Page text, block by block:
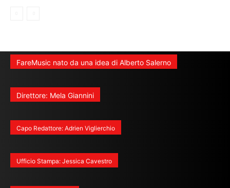
FareMusic nato da una idea di Alberto Salerno
Direttore: Mela Giannini
Capo Redattore: Adrien Viglierchio
Ufficio Stampa: Jessica Cavestro